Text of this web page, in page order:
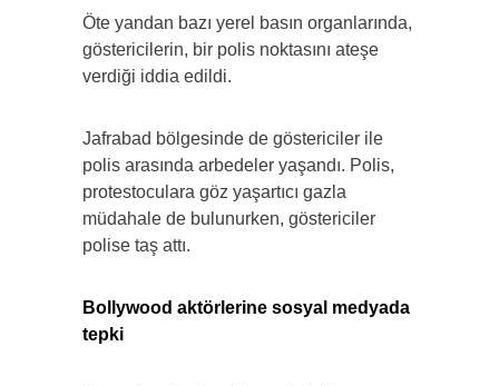
Öte yandan bazı yerel basın organlarında,
göstericilerin, bir polis noktasını ateşe
verdiği iddia edildi.
Jafrabad bölgesinde de göstericiler ile
polis arasında arbedeler yaşandı. Polis,
protestoculara göz yaşartıcı gazla
müdahale de bulunurken, göstericiler
polise taş attı.
Bollywood aktörlerine sosyal medyada
tepki